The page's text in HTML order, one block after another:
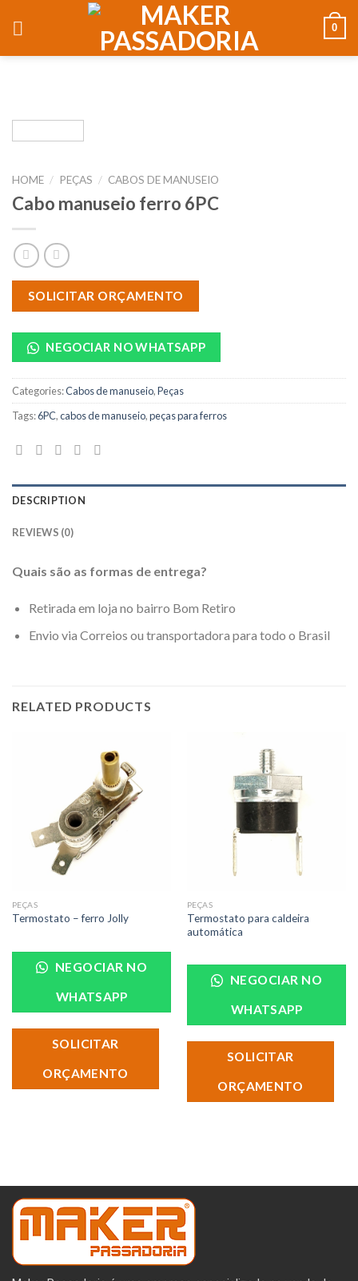
0
HOME / PEÇAS / CABOS DE MANUSEIO
Cabo manuseio ferro 6PC
SOLICITAR ORÇAMENTO
NEGOCIAR NO WHATSAPP
Categories:Cabos de manuseio,Peças
Tags:6PC,cabos de manuseio,peças para ferros
DESCRIPTION
REVIEWS (0)
Quais são as formas de entrega?
Retirada em loja no bairro Bom Retiro
Envio via Correios ou transportadora para todo o Brasil
RELATED PRODUCTS
PEÇAS
Termostato – ferro Jolly
NEGOCIAR NO
WHATSAPP
SOLICITAR
ORÇAMENTO
PEÇAS
Termostato para caldeira
automática
NEGOCIAR NO
WHATSAPP
SOLICITAR
ORÇAMENTO